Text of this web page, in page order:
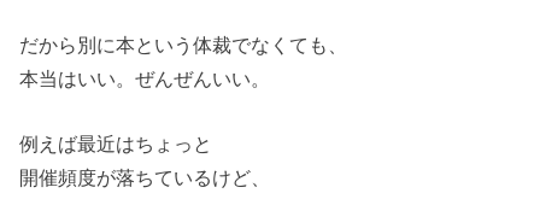
だから別に本という体裁でなくても、
本当はいい。ぜんぜんいい。
例えば最近はちょっと
開催頻度が落ちているけど、